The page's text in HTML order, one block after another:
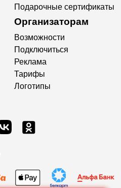
Подарочные сертификаты
Организаторам
Возможности
Подключиться
Реклама
Тарифы
Логотипы